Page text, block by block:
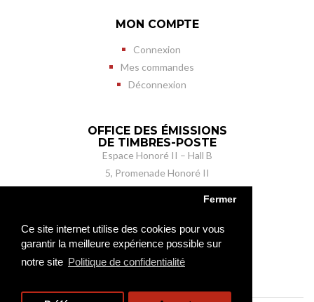
Ce site internet utilise des cookies pour vous
garantir la meilleure expérience possible sur
notre site Politique de confidentialité
Fermer
MON COMPTE
Connexion
Mes commandes
Déconnexion
OFFICE DES ÉMISSIONS
DE TIMBRES-POSTE
Espace Honoré II – Hall B
5, Promenade Honoré II
MC 98050 Monaco cedex
Tél. (+377) 98 98 41 41
Fax (+377) 98 98 41 42
oetp@gouv.mc